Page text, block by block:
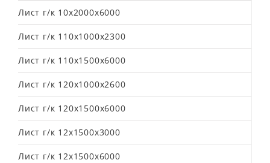
Лист г/к 10х2000х6000
Лист г/к 110х1000х2300
Лист г/к 110х1500х6000
Лист г/к 120х1000х2600
Лист г/к 120х1500х6000
Лист г/к 12х1500х3000
Лист г/к 12х1500х6000